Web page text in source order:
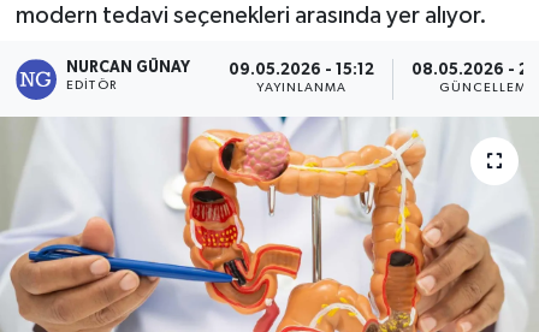
modern tedavi seçenekleri arasında yer alıyor.
NURCAN GÜNAY
EDITÖR
09.05.2026 - 15:12
YAYINLANMA
08.05.2026 -
GÜNCELLEME
Ekonomi
Emet